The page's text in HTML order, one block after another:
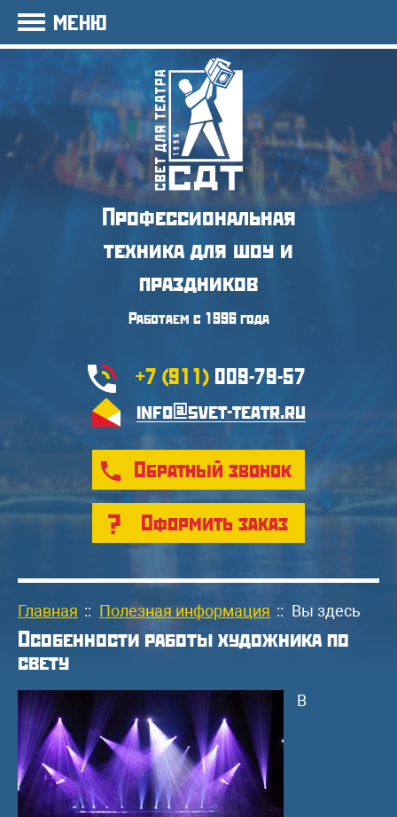
Профессиональная
техника для шоу и
праздников
Работаем с 1996 года
+7 (911) 009-79-57
info@svet-teatr.ru
Обратный звонок
Оформить заказ
Главная :: Полезная информация :: Вы здесь
Особенности работы художника по
свету
В
МЕНЮ